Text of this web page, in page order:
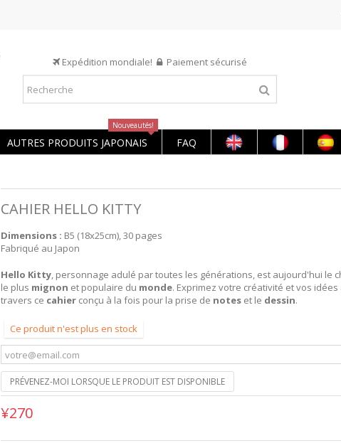
Expédition mondiale! Paiement sécurisé
AUTRES PRODUITS JAPONAIS
Nouveautés!
FAQ
CAHIER HELLO KITTY
Dimensions : B5 (18x25cm), 30 pages
Fabriqué au Japon
Hello Kitty, personnage adulé par toutes les générations, est aujourd'hui le
le plus mignon et populaire du monde. Exprimez votre créativité et vos idées
travers ce cahierconçu à la fois pour la prise de noteset le dessin.
Ce produit n'est plus en stock
PRÉVENEZ-MOI LORSQUE LE PRODUIT EST DISPONIBLE
¥270